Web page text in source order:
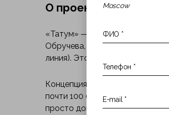
О проекте и
«Татум» — проект от FORMA
Обручева, 27, в 10 минутах
линия). Это классический
Концепция — жилой квартал
почти 100 000 м², почти 800
просто дом, а место с
Moscow